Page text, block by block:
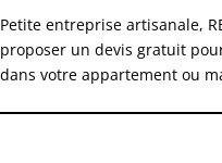
Petite entreprise artisanale,
proposer un devis gratuit
dans votre appartement ou